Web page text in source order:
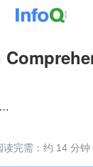
亚马逊云科技 (Amazon Web Services）
读完需：约 14 分钟